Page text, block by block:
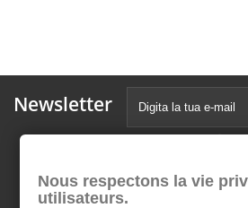
Newsletter
Nous respectons la vie
utilisateurs.